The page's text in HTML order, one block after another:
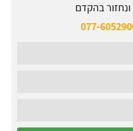
בהקדם
077-